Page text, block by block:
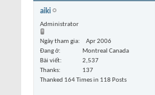
aiki
Administrator
Ngày tham gia
Apr 2006
Đang ở
Montreal Canada
Bài viết
2,537
Thanks
137
Thanked 164 Times in 118 Posts